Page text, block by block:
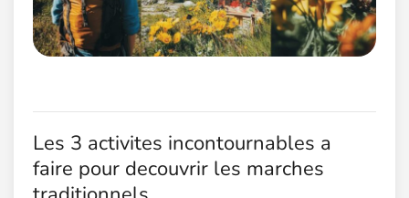
Les 3 activites incontournables a
faire pour decouvrir les marches